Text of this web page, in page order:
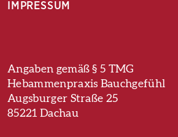
IMPRESSUM
Angaben gemäß § 5 TMG
Hebammenpraxis Bauchgefühl
Augsburger Straße 25
85221 Dachau